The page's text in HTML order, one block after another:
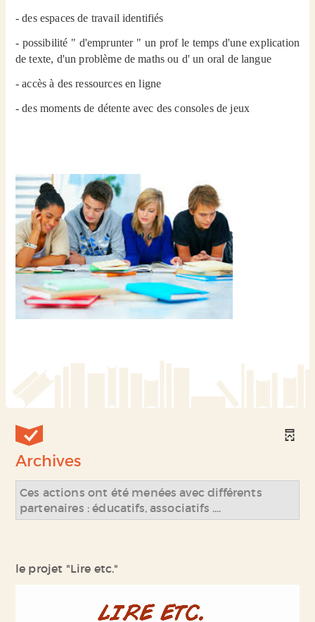
- des espaces de travail identifiés
- possibilité " d'emprunter " un prof le temps d'une explication
de texte, d'un problème de maths ou d' un oral de langue
- accès à des ressources en ligne
- des moments de détente avec des consoles de jeux
Archives
Ces actions ont été menées avec différents
partenaires : éducatifs, associatifs ....
le projet "Lire etc."